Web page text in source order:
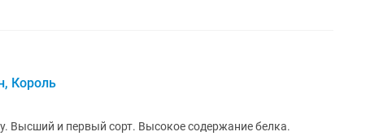
Король
Высший и первый сорт. Высокое содержание белка.